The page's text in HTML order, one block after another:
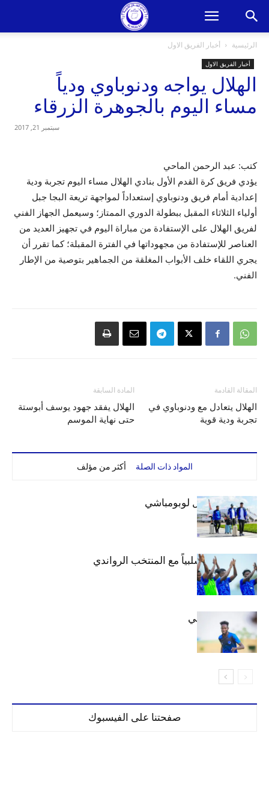
الرئيسية أخبار الفريق الاول
أخبار الفريق الاول
الهلال يواجه ودنوباوي ودياً
مساء اليوم بالجوهرة الزرقاء
سبتمبر 21, 2017
كتب: عبد الرحمن الماحي
يؤدي فريق كرة القدم الأول بنادي الهلال مساء اليوم تجربة ودية
إعدادية أمام فريق ودنوباوي إستعداداً لمواجهة تريعة البجا جبل
أولياء الثلاثاء المقبل ببطولة الدوري الممتاز؛ وسيعمل الجهاز الفني
لفريق الهلال على الإستفادة من مباراة اليوم في تجهيز العديد من
العناصر للإستفادة من مجهوداتها في الفترة المقبلة؛ كما تقرر أن
يجري اللقاء خلف الأبواب المغلقة من الجماهير بتوصية من الإطار
الفني.
المادة السابقة
الهلال يفقد جهود يوسف أبوستة
حتى نهاية الموسم
المقالة القادمة
الهلال يتعادل مع ودنوباوي في
تجربة ودية قوية
المواد ذات الصلة أكثر من مؤلف
بعثة الهلال تصل لوبومباشي
الهلال يتعادل سلبياً مع المنتخب الرواندي
إعدادياً
كنن يصل كيجالي
صفحتنا على الفيسبوك